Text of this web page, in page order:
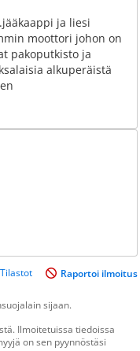
ja liesi
moottori johon on
pakoputkisto ja
alkuperäistä
Tilastot Raportoi ilmoitus
sijaan.
Ilmoitetuissa tiedoissa
on sen pyynnöstäsi